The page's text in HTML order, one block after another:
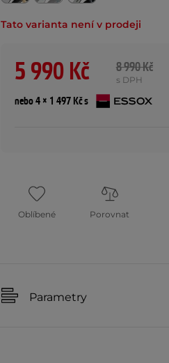
Tato varianta není v prodeji
5 990 Kč 8 990 Kč
s DPH
nebo 4 × 1 497 Kč s
Oblíbené Porovnat
Parametry